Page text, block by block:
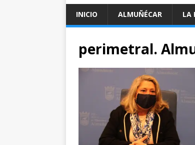
INICIO ALMUÑÉCAR LA
perimetral.